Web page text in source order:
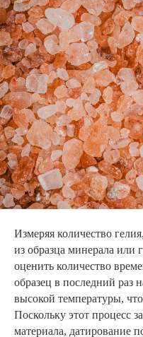
Измеряя количество
из образца минерала или
оценить количество
образец в последний раз
высокой температуры,
Поскольку этот процесс
материала, датирование